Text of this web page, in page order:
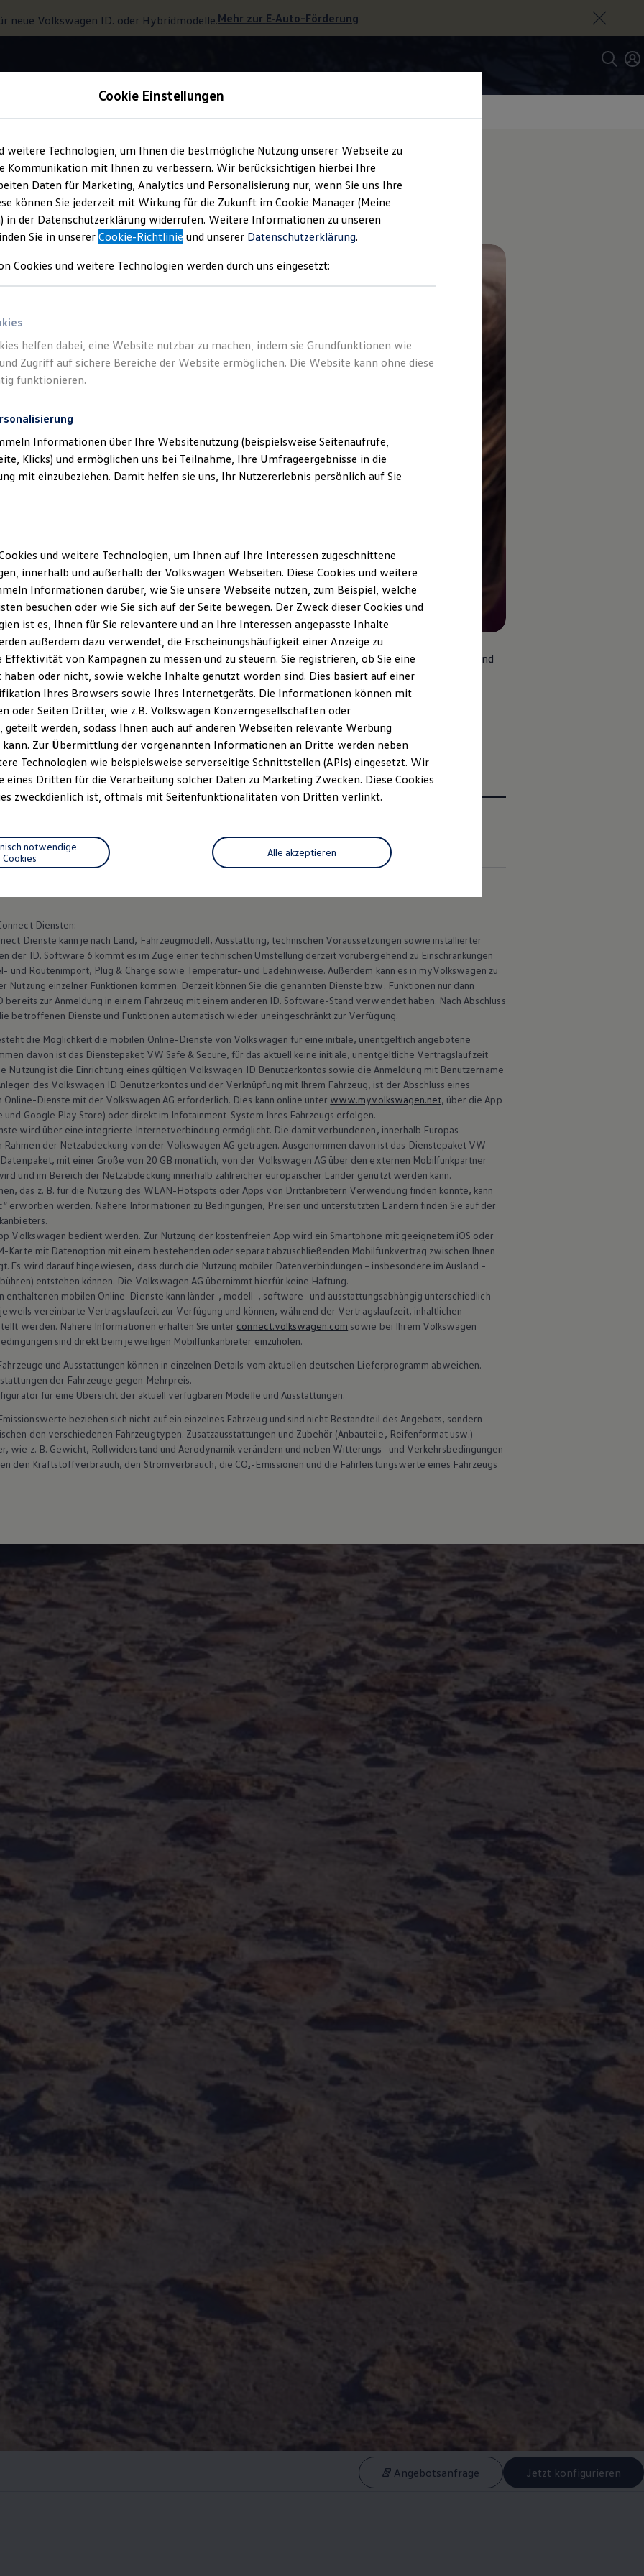
neue Volkswagen ID. oder Hybridmodelle.Mehr zur E‑Auto-Förderung
Angebotsanfrage Jetzt konfigurieren
sich mit Ihrem Fahrzeug.
Reichweite, oder ob das Licht ausgeschaltet ist und Türen sowie Fenster geschlossen sind
1 ein. Mit der VolkswagenAppund denOnline-Diensten von VW Connect 2
Blick.
EU Data Act Produktsicherheitsinformationen Vertrag Widerrufen
Diensten:
Dienste kann je nach Land, Fahrzeugmodell, Ausstattung, technischen Voraussetzungen sowie installierter
der ID. Software 6 kommt es im Zuge einer technischen Umstellung derzeit vorübergehend zu Einschränkungen
und Routenimport, Plug & Charge sowie Temperatur- und Ladehinweise. Außerdem kann es in myVolkswagen zu
Nutzung einzelner Funktionen kommen. Derzeit können Sie die genannten Dienste bzw. Funktionen nur dann
bereits zur Anmeldung in einem Fahrzeug mit einem anderen ID. Software-Stand verwendet haben. Nach Abschluss
betroffenen Dienste und Funktionen automatisch wieder uneingeschränkt zur Verfügung.
die Möglichkeit die mobilen Online-Dienste von Volkswagen für eine initiale, unentgeltlich angebotene
davon ist das Dienstepaket VW Safe & Secure, für das aktuell keine initiale, unentgeltliche Vertragslaufzeit
Nutzung ist die Einrichtung eines gültigen Volkswagen ID Benutzerkontos sowie die Anmeldung mit Benutzername
des Volkswagen ID Benutzerkontos und der Verknüpfung mit Ihrem Fahrzeug, ist der Abschluss eines
Online-Dienste mit der Volkswagen AG erforderlich. Dies kann online unter www.myvolkswagen.net, über die App
und Google Play Store) oder direkt im Infotainment-System Ihres Fahrzeugs erfolgen.
wird über eine integrierte Internetverbindung ermöglicht. Die damit verbundenen, innerhalb Europas
der Netzabdeckung von der Volkswagen AG getragen. Ausgenommen davon ist das Dienstepaket VW
mit einer Größe von 20 GB monatlich, von der Volkswagen AG über den externen Mobilfunkpartner
und im Bereich der Netzabdeckung innerhalb zahlreicher europäischer Länder genutzt werden kann.
das z. B. für die Nutzung des WLAN-Hotspots oder Apps von Drittanbietern Verwendung finden könnte, kann
erworben werden. Nähere Informationen zu Bedingungen, Preisen und unterstützten Ländern finden Sie auf der
Volkswagen bedient werden. Zur Nutzung der kostenfreien App wird ein Smartphone mit geeignetem iOS oder
Karte mit Datenoption mit einem bestehenden oder separat abzuschließenden Mobilfunkvertrag zwischen Ihnen
Es wird darauf hingewiesen, dass durch die Nutzung mobiler Datenverbindungen – insbesondere im Ausland –
entstehen können. Die Volkswagen AG übernimmt hierfür keine Haftung.
enthaltenen mobilen Online-Dienste kann länder-, modell-, software- und ausstattungsabhängig unterschiedlich
vereinbarte Vertragslaufzeit zur Verfügung und können, während der Vertragslaufzeit, inhaltlichen
werden. Nähere Informationen erhalten Sie unter connect.volkswagen.com sowie bei Ihrem Volkswagen
sind direkt beim jeweiligen Mobilfunkanbieter einzuholen.
und Ausstattungen können in einzelnen Details vom aktuellen deutschen Lieferprogramm abweichen.
der Fahrzeuge gegen Mehrpreis.
für eine Übersicht der aktuell verfügbaren Modelle und Ausstattungen.
beziehen sich nicht auf ein einzelnes Fahrzeug und sind nicht Bestandteil des Angebots, sondern
den verschiedenen Fahrzeugtypen. Zusatzausstattungen und Zubehör (Anbauteile, Reifenformat usw.)
wie z. B. Gewicht, Rollwiderstand und Aerodynamik verändern und neben Witterungs- und Verkehrsbedingungen
den Kraftstoffverbrauch, den Stromverbrauch, die CO₂-Emissionen und die Fahrleistungswerte eines Fahrzeugs
Cookie Einstellungen
weitere Technologien, um Ihnen die bestmögliche Nutzung unserer Webseite zu
Kommunikation mit Ihnen zu verbessern. Wir berücksichtigen hierbei Ihre
Daten für Marketing, Analytics und Personalisierung nur, wenn Sie uns Ihre
können Sie jederzeit mit Wirkung für die Zukunft im Cookie Manager (Meine
in der Datenschutzerklärung widerrufen. Weitere Informationen zu unseren
Sie in unsererCookie-Richtlinie und unserer Datenschutzerklärung.
Cookies und weitere Technologien werden durch uns eingesetzt:
helfen dabei, eine Website nutzbar zu machen, indem sie Grundfunktionen wie
Zugriff auf sichere Bereiche der Website ermöglichen. Die Website kann ohne diese
funktionieren.
Informationen über Ihre Websitenutzung (beispielsweise Seitenaufrufe,
Klicks) und ermöglichen uns bei Teilnahme, Ihre Umfrageergebnisse in die
mit einzubeziehen. Damit helfen sie uns, Ihr Nutzererlebnis persönlich auf Sie
und weitere Technologien, um Ihnen auf Ihre Interessen zugeschnittene
innerhalb und außerhalb der Volkswagen Webseiten. Diese Cookies und weitere
Informationen darüber, wie Sie unsere Webseite nutzen, zum Beispiel, welche
besuchen oder wie Sie sich auf der Seite bewegen. Der Zweck dieser Cookies und
ist es, Ihnen für Sie relevantere und an Ihre Interessen angepasste Inhalte
außerdem dazu verwendet, die Erscheinungshäufigkeit einer Anzeige zu
Effektivität von Kampagnen zu messen und zu steuern. Sie registrieren, ob Sie eine
haben oder nicht, sowie welche Inhalte genutzt worden sind. Dies basiert auf einer
Ihres Browsers sowie Ihres Internetgeräts. Die Informationen können mit
oder Seiten Dritter, wie z.B. Volkswagen Konzerngesellschaften oder
geteilt werden, sodass Ihnen auch auf anderen Webseiten relevante Werbung
kann. Zur Übermittlung der vorgenannten Informationen an Dritte werden neben
Technologien wie beispielsweise serverseitige Schnittstellen (APIs) eingesetzt. Wir
eines Dritten für die Verarbeitung solcher Daten zu Marketing Zwecken. Diese Cookies
zweckdienlich ist, oftmals mit Seitenfunktionalitäten von Dritten verlinkt.
Alle akzeptieren
notwendige
Cookies